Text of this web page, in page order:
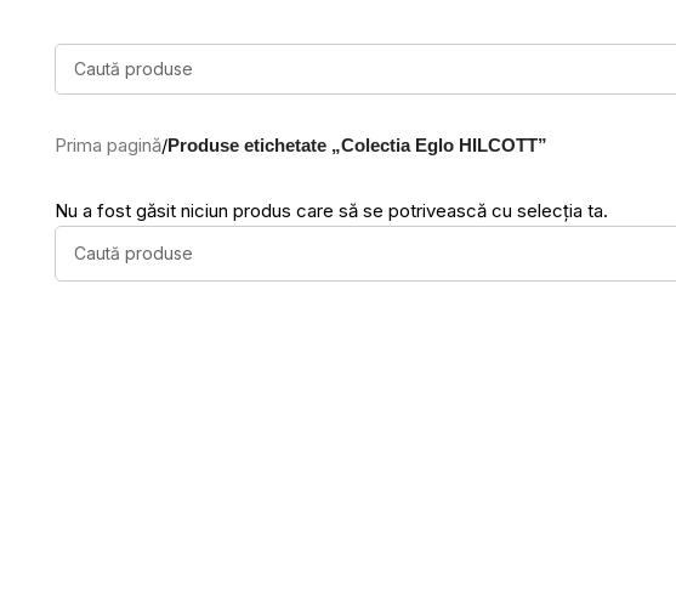
Prima pagină/Produse etichetate „Colectia Eglo HILCOTT”
Nu a fost găsit niciun produs care să se potrivească cu selecția ta.